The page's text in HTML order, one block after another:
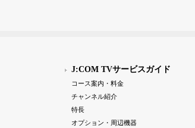
J:COM TVサービスガイド
コース案内・料金
チャンネル紹介
特長
オプション・周辺機器